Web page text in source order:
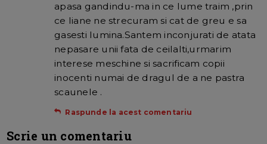
apasa gandindu-ma in ce lume traim ,prin
ce liane ne strecuram si cat de greu e sa
gasesti lumina.Santem inconjurati de atata
nepasare unii fata de ceilalti,urmarim
interese meschine si sacrificam copii
inocenti numai de dragul de a ne pastra
scaunele .
Raspunde la acest comentariu
Scrie un comentariu